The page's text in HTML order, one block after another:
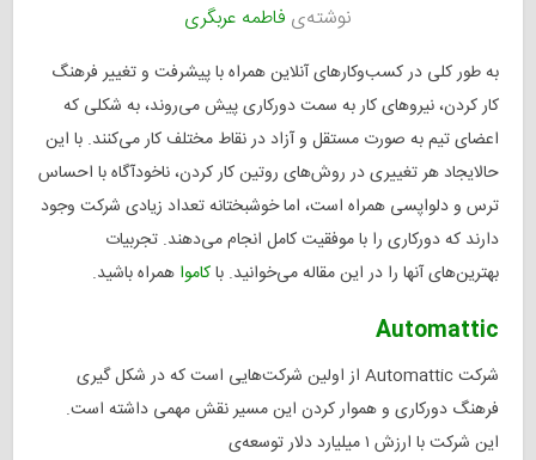
نوشته‌ی فاطمه عربگری
به طور کلی در کسب‌وکارهای آنلاین همراه با پیشرفت و تغییر فرهنگ
کار کردن، نیروهای کار به سمت دورکاری پیش می‌روند، به شکلی که
اعضای تیم به صورت مستقل و آزاد در نقاط مختلف کار می‌کنند. با این
حالایجاد هر تغییری در روش‌های روتین کار کردن، ناخودآگاه با احساس
ترس و دلواپسی همراه است، اما خوشبختانه تعداد زیادی شرکت وجود
دارند که دورکاری را با موفقیت کامل انجام می‌دهند. تجربیات
بهترین‌های آنها را در این مقاله می‌خوانید. باکامواهمراه باشید.
Automattic
شرکت Automattic از اولین‌ شرکت‌هایی است که در شکل گیری
فرهنگ دورکاری و هموار کردن این مسیر نقش مهمی داشته است.
این شرکت با ارزش ۱ میلیارد دلار توسعه‌ی